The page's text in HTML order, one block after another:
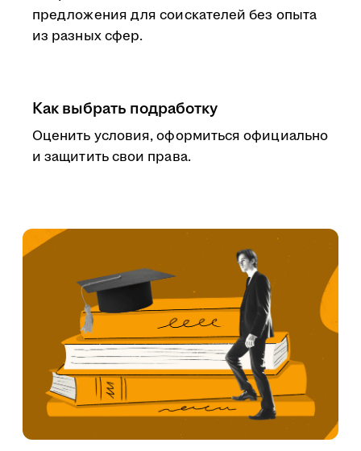
предложения для соискателей без опыта
из разных сфер.
Как выбрать подработку
Оценить условия, оформиться официально
и защитить свои права.